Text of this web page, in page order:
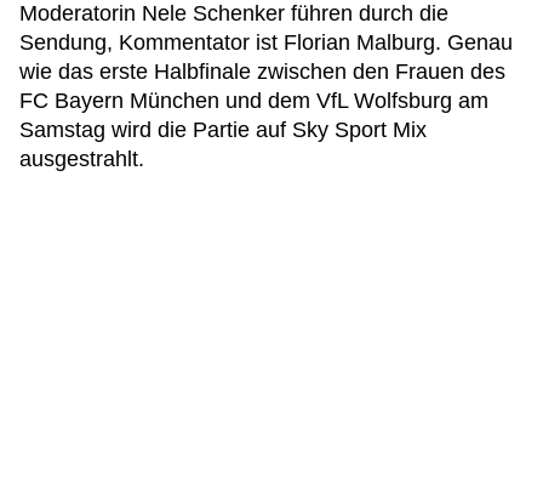
Moderatorin Nele Schenker führen durch die
Sendung, Kommentator ist Florian Malburg. Genau
wie das erste Halbfinale zwischen den Frauen des
FC Bayern München und dem VfL Wolfsburg am
Samstag wird die Partie auf Sky Sport Mix
ausgestrahlt.